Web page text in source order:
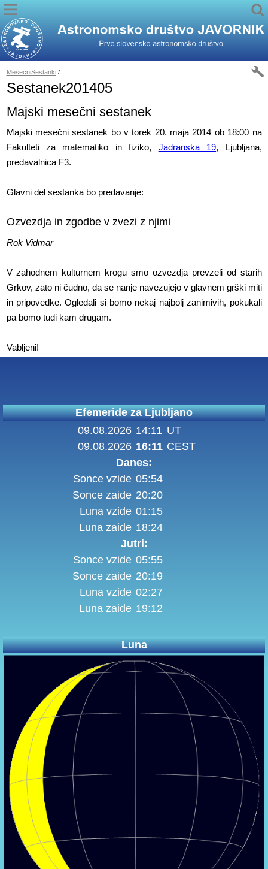
MesecniSestanki/
Sestanek201405
Majski mesečni sestanek
Majski mesečni sestanek bo v torek 20. maja 2014 ob 18:00 na
Fakulteti za matematiko in fiziko, Jadranska 19, Ljubljana,
predavalnica F3.
Glavni del sestanka bo predavanje:
Ozvezdja in zgodbe v zvezi z njimi
Rok Vidmar
V zahodnem kulturnem krogu smo ozvezdja prevzeli od starih
Grkov, zato ni čudno, da se nanje navezujejo v glavnem grški miti
in pripovedke. Ogledali si bomo nekaj najbolj zanimivih, pokukali
pa bomo tudi kam drugam.
Vabljeni!
Efemeride za Ljubljano
09.08.2026 14:11 UT
09.08.2026 16:11 CEST
Danes:
Sonce vzide 05:54
Sonce zaide 20:20
Luna vzide 01:15
Luna zaide 18:24
Jutri:
Sonce vzide 05:55
Sonce zaide 20:19
Luna vzide 02:27
Luna zaide 19:12
Luna